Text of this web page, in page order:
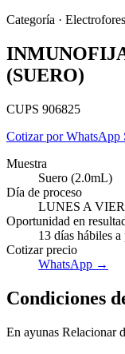
Empresas
Categoría ·
(SUERO)
CUPS 906825
Cotizar por WhatsApp
Muestra
Suero (2.0mL)
Día de proceso
LUNES A
Oportunidad en
13 días hábiles
Cotizar precio
WhatsApp →
Condiciones
En ayunas Relacionar